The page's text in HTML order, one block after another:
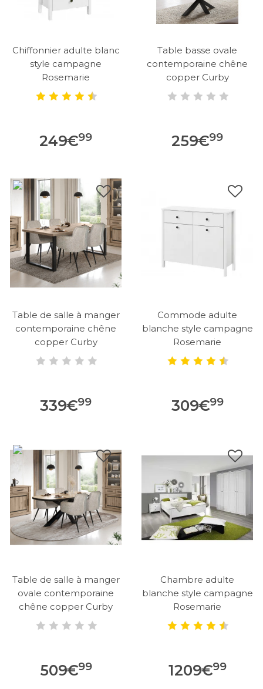
Chiffonnier adulte blanc
style campagne
Rosemarie
249€99
Table basse ovale
contemporaine chêne
copper Curby
259€99
Table de salle à manger
contemporaine chêne
copper Curby
339€99
Commode adulte
blanche style campagne
Rosemarie
309€99
Table de salle à manger
ovale contemporaine
chêne copper Curby
509€99
Chambre adulte
blanche style campagne
Rosemarie
1209€99